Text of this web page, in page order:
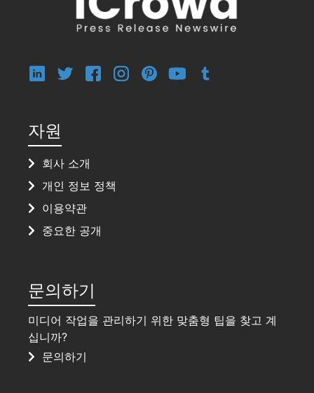
자원
회사 소개
개인 정보 정책
이용약관
중요한 공개
문의하기
미디어 작업을 관리하기 위한 맞춤형 팁을 찾고 계
십니까?
문의하기